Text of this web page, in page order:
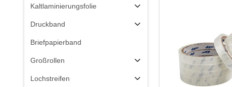
Kaltlaminierungsfolie
Druckband
Briefpapierband
Großrollen
Lochstreifen